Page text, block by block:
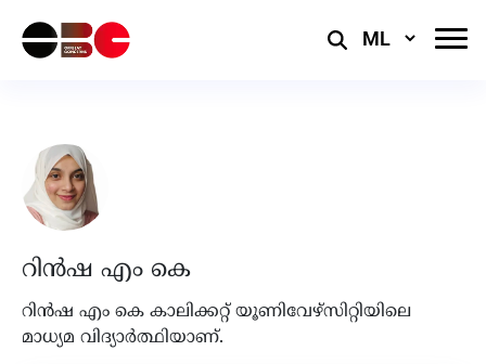
Select
റിൻഷ എം കെ
റിൻഷ എം കെ കാലിക്കറ്റ് യൂണിവേഴ്സിറ്റിയിലെ
മാധ്യമ വിദ്യാർത്ഥിയാണ്.